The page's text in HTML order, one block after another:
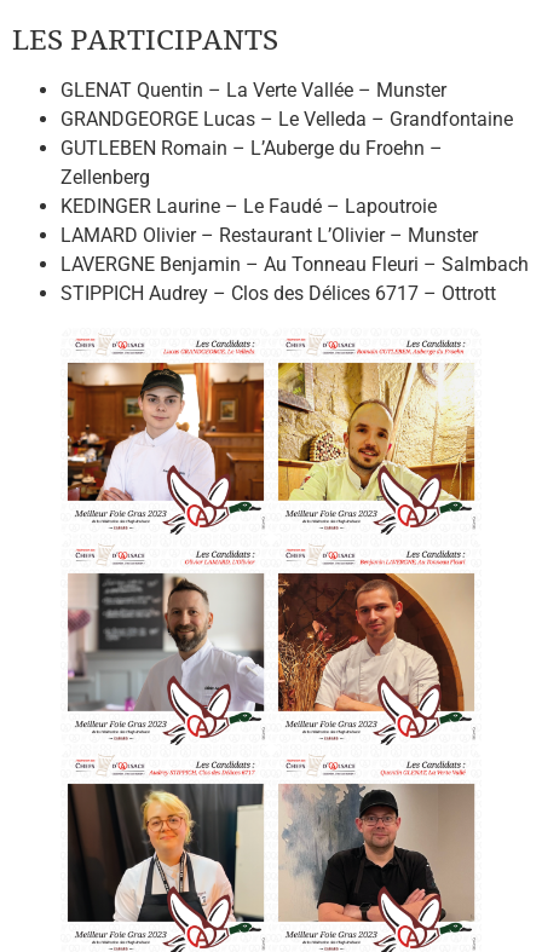
LES PARTICIPANTS
GLENAT Quentin – La Verte Vallée – Munster
GRANDGEORGE Lucas – Le Velleda – Grandfontaine
GUTLEBEN Romain – L’Auberge du Froehn –
Zellenberg
KEDINGER Laurine – Le Faudé – Lapoutroie
LAMARD Olivier – Restaurant L’Olivier – Munster
LAVERGNE Benjamin – Au Tonneau Fleuri – Salmbach
STIPPICH Audrey – Clos des Délices 6717 – Ottrott